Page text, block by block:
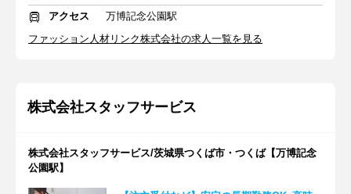
アクセス
万博記念公園駅
ファッション人材リンク株式会社の求人一覧を見る
株式会社スタッフサービス
株式会社スタッフサービス/茨城県つくば市・つくば【万博記念
公園駅】